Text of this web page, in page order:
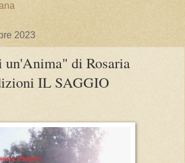
2023
un'Anima" di Rosaria
IL SAGGIO